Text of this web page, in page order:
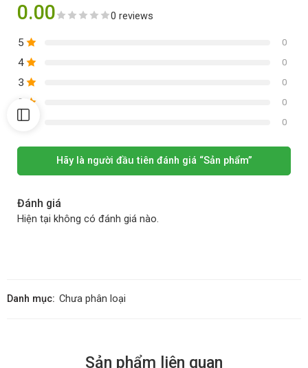
0.00 0 reviews
5 0
4 0
3 0
2 0
1 0
Hãy là người đầu tiên đánh giá “Sản phẩm”
Đánh giá
Hiện tại không có đánh giá nào.
Danh mục: Chưa phân loại
Sản phẩm liên quan